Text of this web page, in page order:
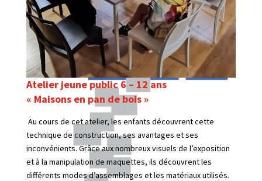
Atelier jeune public 6 – 12 ans
« Maisons en pan de bois »
Au cours de cet atelier, les enfants découvrent cette
technique de construction, ses avantages et ses
inconvénients. Grâce aux nombreux visuels de l’exposition
et à la manipulation de maquettes, ils découvrent les
différents modes d’assemblages et les matériaux utilisés.